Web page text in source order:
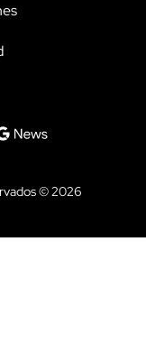
© 2026